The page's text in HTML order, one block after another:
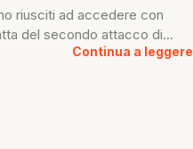
riusciti ad accedere con
del secondo attacco di...
Continua a leggere